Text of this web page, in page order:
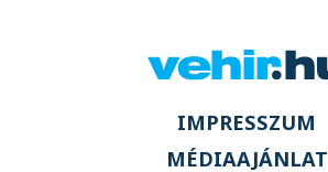
IMPRESSZUM
MÉDIAAJÁNLAT